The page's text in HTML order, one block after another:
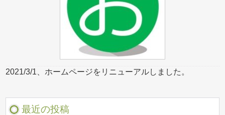
2021/3/1、ホームページをリニューアルしました。
最近の投稿